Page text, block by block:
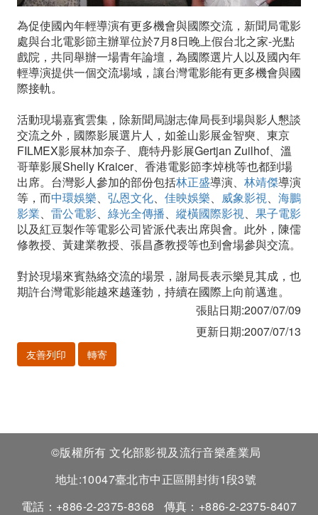
一
堂
為促使國內年輕導演有更多機會與國際交流，新聞局電影
處與台北電影節主辦單位於7月8日晚上假台北之家-光點
戲院，共同舉辦一場青年論壇，為國際選片人以及國內年
輕導演提供一個交流場域，讓台灣電影能有更多機會與國
際接軌。
活動現場嘉賓雲集，除新聞局謝志偉局長到場與影人懇談
交流之外，國際影展選片人，如釜山影展金智奭、東京
FILMEX影展林加奈子、鹿特丹影展Gertjan Zuilhof、溫
哥華影展Shelly Kraicer、香港電影節李焯桃等也都到場
出席。台灣影人參加的部份包括林正盛導演、 林靖傑導演
等，而中環娛樂 弘恩文化 佳映娛樂 威象影視
海鵬
影業
雷公電影 綠光全傳播 縱橫國際影視
果子電影
以及紅豆製作等電影公司皆派代表出席與會。此外，陳儒
修教授、黃建業教授、張昌彥教授等也到會場參與交流。
對於現場來賓熱絡交流的場景，謝局長表示樂見其成，也
期許台灣電影能越來越蓬勃，持續在國際上向前邁進。
張貼日期:2007/07/09
更新日期:2007/07/13
友善列印 轉寄
©版權所有 文化部影視及流行音樂產業局
地址:10047臺北市中正區開封街1段3號
電話：+886-2-2375-8368
傳真：+886-2-2375-8407